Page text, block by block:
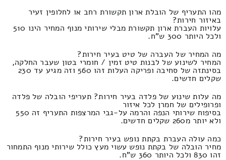
מהו התעריף של הובלת ארון תקשורת רחב או לחלופין זעיר
באיזור חירות?
עלויות העברת ארון תקשורת מבלי שירותי מנוף המחיר הינו 510
ולכל היותר 300 ש"ח.
מה המחיר של העברה של טיט בעיר חירות?
המחיר לשינוע של לבנות טיט זמין / חומרי בטון שעבר החלקה,
בסינתזה של סחיבה ופריקה העלות זהו 560 וזה מגיע עד 230
שקלים חדשים.
מה עלות שינוע של פלדה בעיר חירות? תעריפי הובלה של פלדה
ופרופילים של חמרן לכל איזור
בסיפוח שירותי הנפה והרמה על-גבי המרצפות התעריף זה 550
ולא יותר מ260 שקלים חדשים.
כמה עולה העברת בקתת נופש בעיר חירות?
מחיר הובלה של בקתת נופש עשוי מעץ כולל שירותי מנוף התמחור
זהו 830 ולכל היותר 360 ש"ח.